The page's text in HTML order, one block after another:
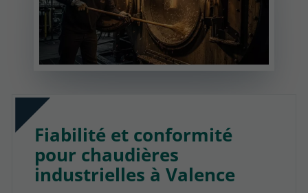
Fiabilité et conformité
pour chaudières
industrielles à Valence